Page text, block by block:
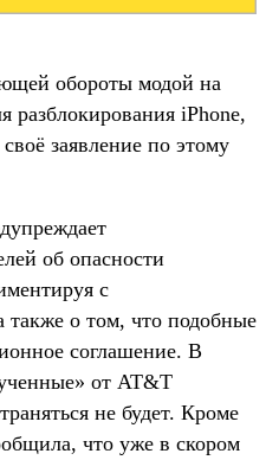
обороты модой на
разблокирования iPhone,
заявление по этому
об опасности
с
также о том, что подобные
соглашение. В
от AT&T
не будет. Кроме
что уже в скором